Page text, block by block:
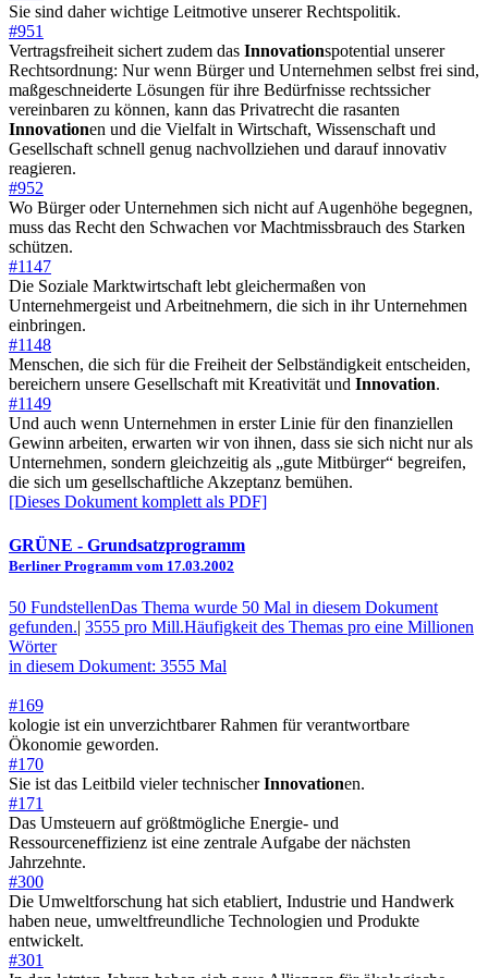
Sie sind daher wichtige Leitmotive unserer Rechtspolitik.
#951
Vertragsfreiheit sichert zudem das Innovationspotential unserer
Rechtsordnung: Nur wenn Bürger und Unternehmen selbst frei sind,
maßgeschneiderte Lösungen für ihre Bedürfnisse rechtssicher
vereinbaren zu können, kann das Privatrecht die rasanten
Innovationen und die Vielfalt in Wirtschaft, Wissenschaft und
Gesellschaft schnell genug nachvollziehen und darauf innovativ
reagieren.
#952
Wo Bürger oder Unternehmen sich nicht auf Augenhöhe begegnen,
muss das Recht den Schwachen vor Machtmissbrauch des Starken
schützen.
#1147
Die Soziale Marktwirtschaft lebt gleichermaßen von
Unternehmergeist und Arbeitnehmern, die sich in ihr Unternehmen
einbringen.
#1148
Menschen, die sich für die Freiheit der Selbständigkeit entscheiden,
bereichern unsere Gesellschaft mit Kreativität und Innovation.
#1149
Und auch wenn Unternehmen in erster Linie für den finanziellen
Gewinn arbeiten, erwarten wir von ihnen, dass sie sich nicht nur als
Unternehmen, sondern gleichzeitig als „gute Mitbürger“ begreifen,
die sich um gesellschaftliche Akzeptanz bemühen.
[Dieses Dokument komplett als PDF]
GRÜNE - Grundsatzprogramm
Berliner Programm vom 17.03.2002
50 FundstellenDas Thema wurde 50 Mal in diesem Dokument
gefunden.| 3555 pro Mill.Häufigkeit des Themas pro eine Millionen
Wörter
in diesem Dokument: 3555 Mal
#169
kologie ist ein unverzichtbarer Rahmen für verantwortbare
Ökonomie geworden.
#170
Sie ist das Leitbild vieler technischerInnovationen.
#171
Das Umsteuern auf größtmögliche Energie- und
Ressourceneffizienz ist eine zentrale Aufgabe der nächsten
Jahrzehnte.
#300
Die Umweltforschung hat sich etabliert, Industrie und Handwerk
haben neue, umweltfreundliche Technologien und Produkte
entwickelt.
#301